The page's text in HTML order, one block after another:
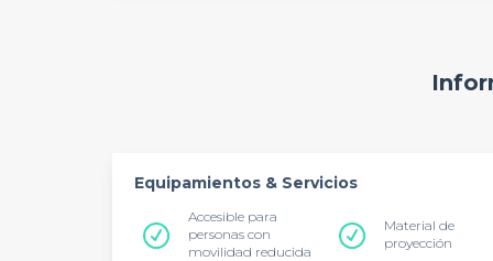
Equipamientos & Servicios
Accesible para
personas con
movilidad reducida
Material de
proyección